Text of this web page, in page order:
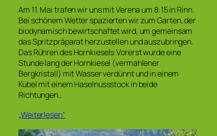
Am 11. Mai trafen wir uns mit Verena um 8:15 in Rinn.
Bei schönem Wetter spazierten wir zum Garten, der
biodynamisch bewirtschaftet wird, um gemeinsam
das Spritzpräparat herzustellen und auszubringen.
Das Rühren des Hornkiesels:Vorerst wurde eine
Stunde lang der Hornkiesel (vermahlener
Bergkristall) mit Wasser verdünnt und in einem
Kübel mit einem Haselnussstock in beide
Richtungen…
„Weiterlesen“